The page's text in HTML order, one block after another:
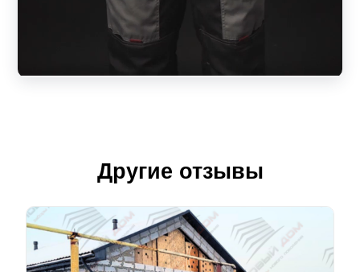
Другие отзывы